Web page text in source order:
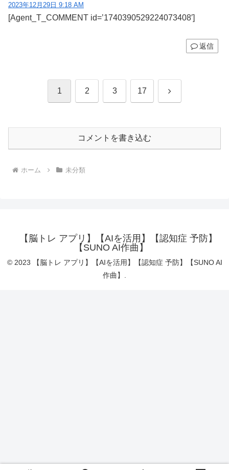
2023年12月29日 9:18 AM
[Agent_T_COMMENT id=’1740390529224073408′]
返信
1 2 3 17 次
コメントを書き込む
ホーム 未分類
【脳トレ アプリ】【AIを活用】【認知症 予防】
【SUNO AI作曲】
© 2023 【脳トレ アプリ】【AIを活用】【認知症 予防】【SUNO AI
作曲】.